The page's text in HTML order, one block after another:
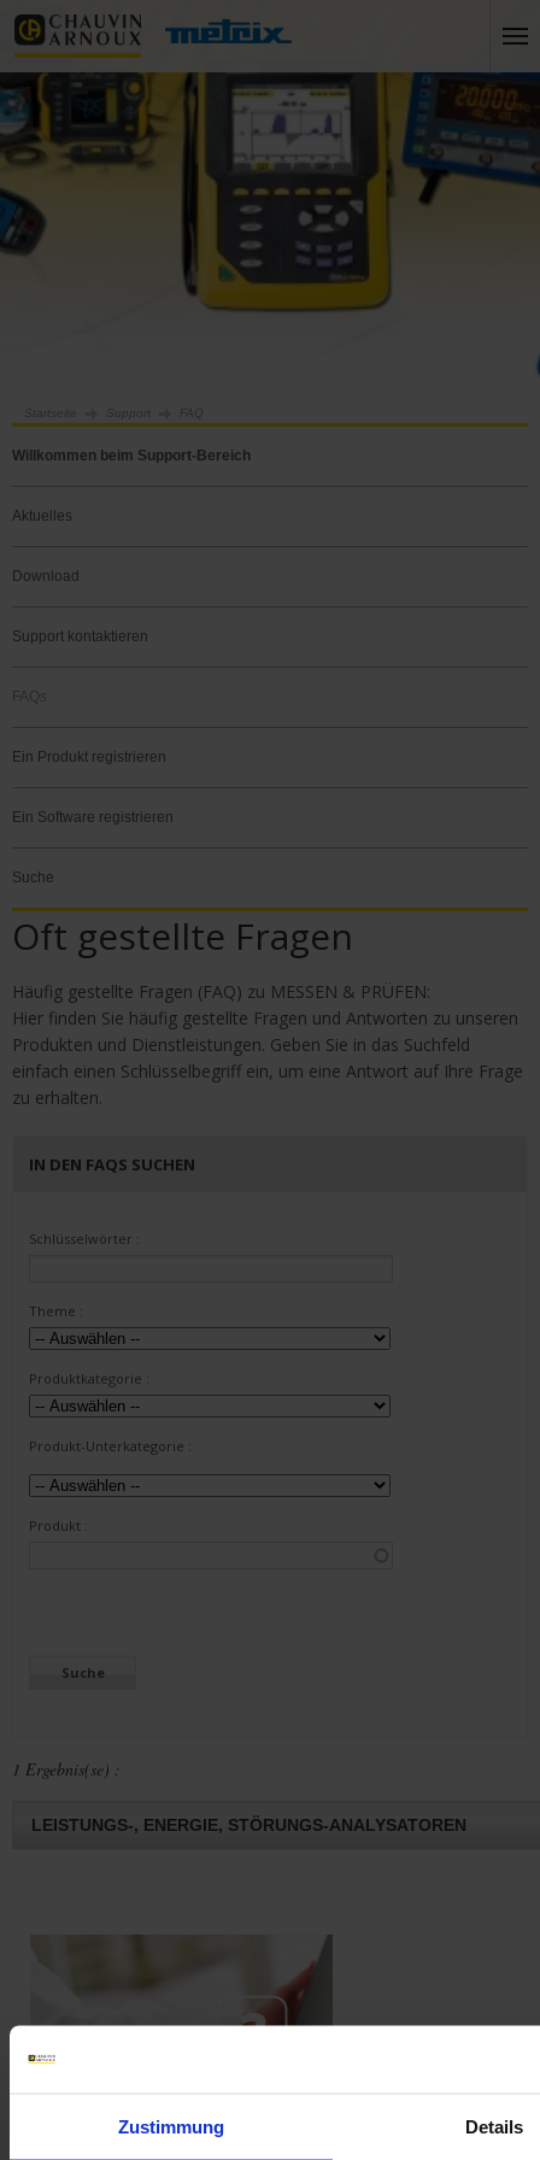
Zustimmung Details
Startseite Support FAQ
Willkommen beim Support-Bereich
Aktuelles
Download
Support kontaktieren
FAQs
Ein Produkt registrieren
Ein Software registrieren
Suche
Oft gestellte Fragen
Häufig gestellte Fragen (FAQ) zu MESSEN & PRÜFEN:
Hier finden Sie häufig gestellte Fragen und Antworten zu unseren
Produkten und Dienstleistungen. Geben Sie in das Suchfeld
einfach einen Schlüsselbegriff ein, um eine Antwort auf Ihre Frage
zu erhalten.
IN DEN FAQS SUCHEN
Schlüsselwörter :
Theme :
Produktkategorie :
Produkt-Unterkategorie :
Produkt :
1 Ergebnis(se) :
LEISTUNGS-, ENERGIE, STÖRUNGS-ANALYSATOREN